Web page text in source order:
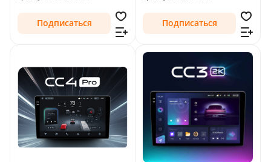
Подписаться Подписаться